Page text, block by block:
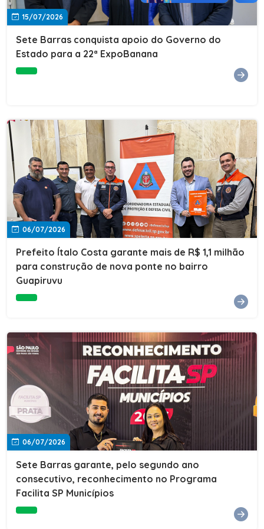
15/07/2026
Sete Barras conquista apoio do Governo do
Estado para a 22ª ExpoBanana
06/07/2026
Prefeito Ítalo Costa garante mais de R$ 1,1 milhão
para construção de nova ponte no bairro
Guapiruvu
06/07/2026
Sete Barras garante, pelo segundo ano
consecutivo, reconhecimento no Programa
Facilita SP Municípios